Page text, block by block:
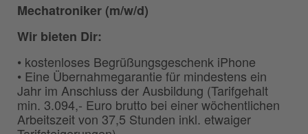
Mechatroniker (m/w/d)
Wir bieten Dir:
• kostenloses Begrüßungsgeschenk iPhone
• Eine Übernahmegarantie für mindestens ein
Jahr im Anschluss der Ausbildung (Tarifgehalt
min. 3.094,- Euro brutto bei einer wöchentlichen
Arbeitszeit von 37,5 Stunden inkl. etwaiger